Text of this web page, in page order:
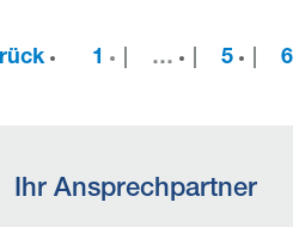
1 … 5 6
Ihr Ansprechpartner